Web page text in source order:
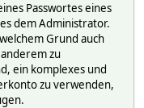
Passwortes eines
dem Administrator.
Grund auch
zu
ein komplexes und
zu verwenden,